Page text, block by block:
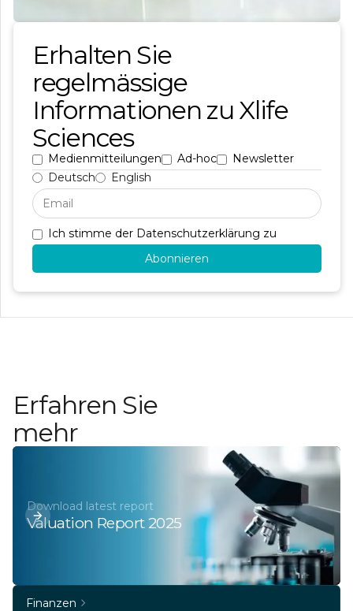
Erhalten Sie
regelmässige
Informationen zu Xlife
Sciences
Medienmitteilungen Ad-hoc
Newsletter
Deutsch
English
Ich stimme der Datenschutzerklärung zu
Erfahren Sie
mehr
Download latest report
Valuation Report 2025
Finanzen